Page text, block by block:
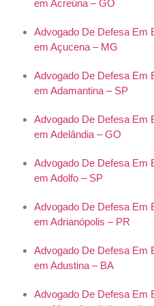
em Acreúna – GO
Advogado De Defesa Em
em Açucena – MG
Advogado De Defesa Em
em Adamantina – SP
Advogado De Defesa Em
em Adelândia – GO
Advogado De Defesa Em
em Adolfo – SP
Advogado De Defesa Em
em Adrianópolis – PR
Advogado De Defesa Em
em Adustina – BA
Advogado De Defesa Em